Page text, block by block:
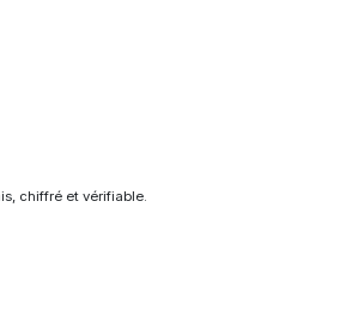
chiffré et vérifiable.